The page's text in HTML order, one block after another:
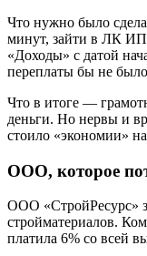
Что нужно было
минут, зайти в ЛК
«Доходы» с датой
переплаты бы не
Что в итоге —
деньги. Но нервы и
стоило «экономии» на
ООО, которое
ООО «СтройРесурс»
стройматериалов.
платила 6% со всей